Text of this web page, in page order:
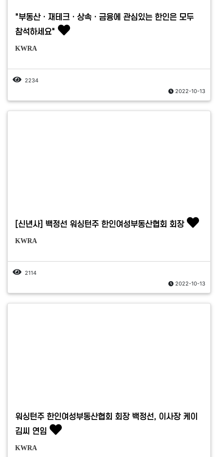
"부동산ㆍ재테크ㆍ상속ㆍ금융에 관심있는 한인은 모두
참석하세요"
KWRA
2234
2022-10-13
[신년사] 백정선 워싱턴주 한인여성부동산협회 회장
KWRA
2114
2022-10-13
워싱턴주 한인여성부동산협회 회장 백정선, 이사장 케이
김씨 연임
KWRA